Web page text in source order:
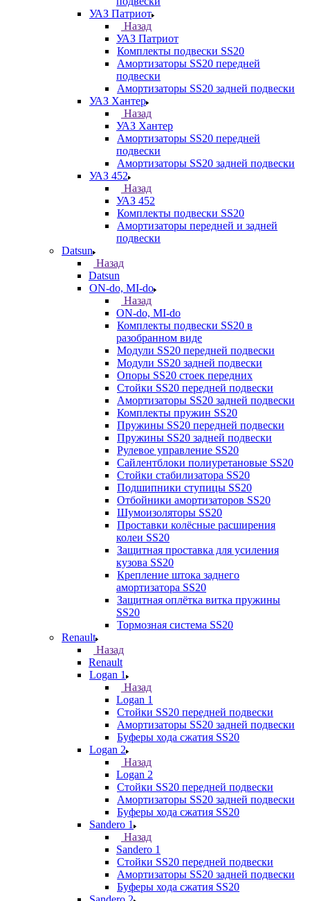
УАЗ Патриот
Назад
УАЗ Патриот
Комплекты подвески SS20
Амортизаторы SS20 передней
подвески
Амортизаторы SS20 задней подвески
УАЗ Хантер
Назад
УАЗ Хантер
Амортизаторы SS20 передней
подвески
Амортизаторы SS20 задней подвески
УАЗ 452
Назад
УАЗ 452
Комплекты подвески SS20
Амортизаторы передней и задней
подвески
Datsun
Назад
Datsun
ON-do, MI-do
Назад
ON-do, MI-do
Комплекты подвески SS20 в
разобранном виде
Модули SS20 передней подвески
Модули SS20 задней подвески
Опоры SS20 стоек передних
Стойки SS20 передней подвески
Амортизаторы SS20 задней подвески
Комплекты пружин SS20
Пружины SS20 передней подвески
Пружины SS20 задней подвески
Рулевое управление SS20
Сайлентблоки полиуретановые SS20
Стойки стабилизатора SS20
Подшипники ступицы SS20
Отбойники амортизаторов SS20
Шумоизоляторы SS20
Проставки колёсные расширения
колеи SS20
Защитная проставка для усиления
кузова SS20
Крепление штока заднего
амортизатора SS20
Защитная оплётка витка пружины
SS20
Тормозная система SS20
Renault
Назад
Renault
Logan 1
Назад
Logan 1
Стойки SS20 передней подвески
Амортизаторы SS20 задней подвески
Буферы хода сжатия SS20
Logan 2
Назад
Logan 2
Стойки SS20 передней подвески
Амортизаторы SS20 задней подвески
Буферы хода сжатия SS20
Sandero 1
Назад
Sandero 1
Стойки SS20 передней подвески
Амортизаторы SS20 задней подвески
Буферы хода сжатия SS20